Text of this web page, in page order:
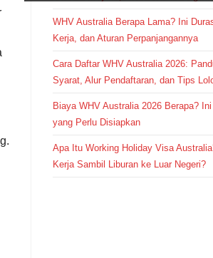
WHV Australia Berapa Lama? Ini
Kerja, dan Aturan Perpanjangannya
Cara Daftar WHV Australia 2026:
Syarat, Alur Pendaftaran, dan Tips
Biaya WHV Australia 2026 Berapa?
yang Perlu Disiapkan
Apa Itu Working Holiday Visa
Kerja Sambil Liburan ke Luar Negeri?